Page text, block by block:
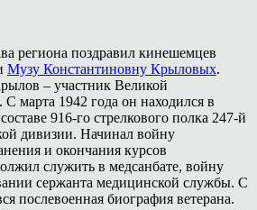
региона поздравил кинешемцев
Музу Константиновну Крыловых.
– участник Великой
марта 1942 года он находился в
916-го стрелкового полка 247-й
дивизии. Начинал войну
и окончания курсов
служить в медсанбате, войну
сержанта медицинской службы. С
послевоенная биография ветерана.